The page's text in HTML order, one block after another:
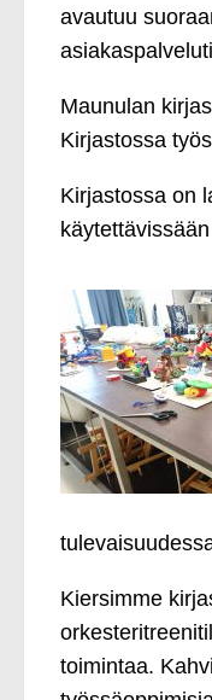
avautuu
Maunulan
Kirjastossa
Kirjastossa on
Kiersimme
toimintaa.